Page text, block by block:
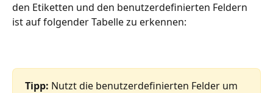
den Etiketten und den benutzerdefinierten Feldern
ist auf folgender Tabelle zu erkennen:
Tipp: Nutzt die benutzerdefinierten Felder um